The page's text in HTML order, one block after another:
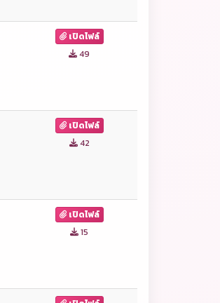
เปิดไฟล์
49
เปิดไฟล์
42
เปิดไฟล์
15